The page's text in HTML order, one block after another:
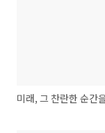
미래, 그 찬란한 순간